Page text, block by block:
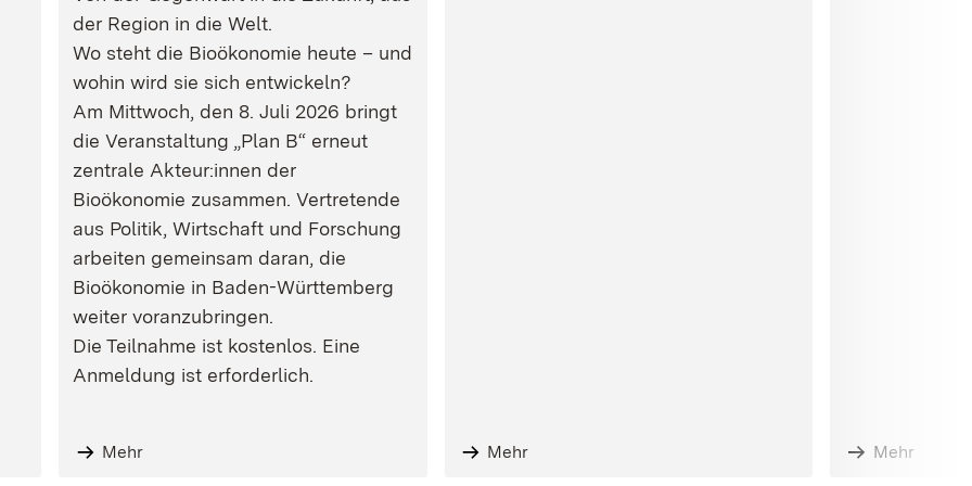
der Region in die Welt.
Wo steht die Bioökonomie heute – und
wohin wird sie sich entwickeln?
Am Mittwoch, den 8. Juli 2026 bringt
die Veranstaltung „Plan B“ erneut
zentrale Akteur:innen der
Bioökonomie zusammen. Vertretende
aus Politik, Wirtschaft und Forschung
arbeiten gemeinsam daran, die
Bioökonomie in Baden-Württemberg
weiter voranzubringen.
Die Teilnahme ist kostenlos. Eine
Anmeldung ist erforderlich.
Mehr Mehr Mehr